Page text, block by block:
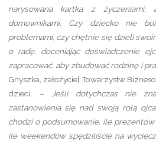
narysowana kartka z
domownikami. Czy dziecko nie
problemami, czy chętnie się dzieli
o radę, doceniając doświadczenie
zapracować, aby zbudować rodzinę i
Gnyszka, założyciel Towarzystw
dzieci.
– Jeśli dotychczas nie
zastanowienia się nad swoją rolą
chodzi o podsumowanie, ile
ile weekendów spędziliście na